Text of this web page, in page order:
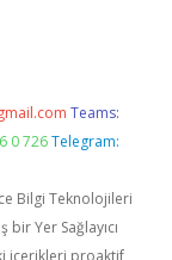
Teams:
0 726 Telegram:
Bilgi Teknolojileri
Yer Sağlayıcı
içerikleri proaktif